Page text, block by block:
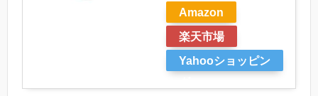
Amazon
楽天市場
Yahooショッピン